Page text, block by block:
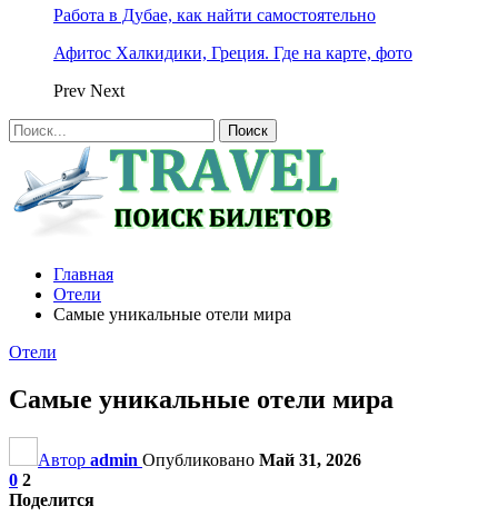
Работа в Дубае, как найти самостоятельно
Афитос Халкидики, Греция. Где на карте, фото
Prev Next
Главная
Отели
Самые уникальные отели мира
Отели
Самые уникальные отели мира
Автор admin Опубликовано Май 31, 2026
0 2
Поделится